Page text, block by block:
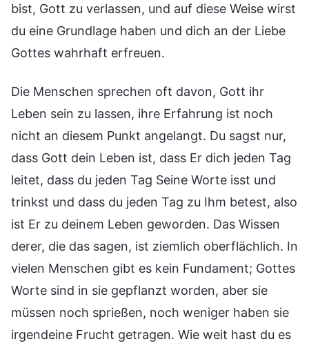
bist, Gott zu verlassen, und auf diese Weise wirst
du eine Grundlage haben und dich an der Liebe
Gottes wahrhaft erfreuen.
Die Menschen sprechen oft davon, Gott ihr
Leben sein zu lassen, ihre Erfahrung ist noch
nicht an diesem Punkt angelangt. Du sagst nur,
dass Gott dein Leben ist, dass Er dich jeden Tag
leitet, dass du jeden Tag Seine Worte isst und
trinkst und dass du jeden Tag zu Ihm betest, also
ist Er zu deinem Leben geworden. Das Wissen
derer, die das sagen, ist ziemlich oberflächlich. In
vielen Menschen gibt es kein Fundament; Gottes
Worte sind in sie gepflanzt worden, aber sie
müssen noch sprießen, noch weniger haben sie
irgendeine Frucht getragen. Wie weit hast du es